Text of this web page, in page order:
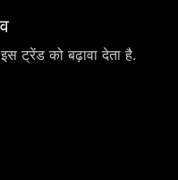
इस ट्रेंड को बढ़ावा देता है.